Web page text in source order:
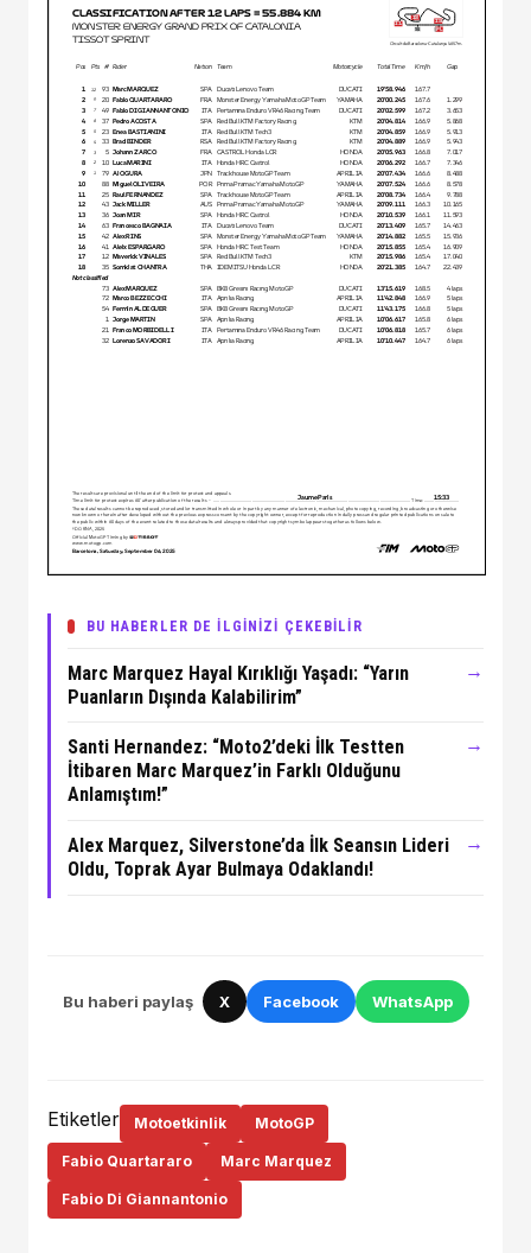
BU HABERLER DE İLGİNİZİ ÇEKEBİLİR
Marc Marquez Hayal Kırıklığı Yaşadı: “Yarın
Puanların Dışında Kalabilirim”
→
Santi Hernandez: “Moto2’deki İlk Testten
İtibaren Marc Marquez’in Farklı Olduğunu
Anlamıştım!”
→
Alex Marquez, Silverstone’da İlk Seansın Lideri
Oldu, Toprak Ayar Bulmaya Odaklandı!
→
Bu haberi paylaş X Facebook WhatsApp
Etiketler Motoetkinlik MotoGP
Fabio Quartararo Marc Marquez
Fabio Di Giannantonio